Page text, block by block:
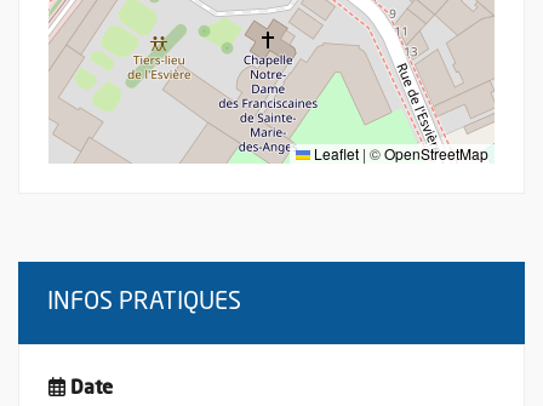
Leaflet | ©OpenStreetMap
INFOS PRATIQUES
Date